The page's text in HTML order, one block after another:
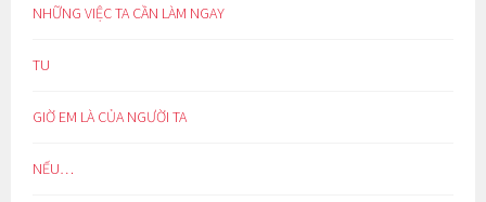
NHỮNG VIỆC TA CẦN LÀM NGAY
TU
GIỜ EM LÀ CỦA NGƯỜI TA
NẾU…